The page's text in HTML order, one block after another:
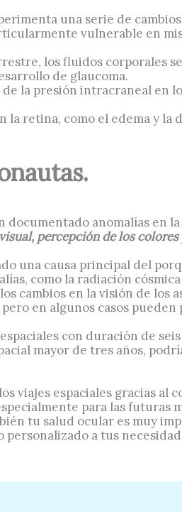
una serie de
vulnerable en
los fluidos
de glaucoma.
la presión intracraneal en
la retina, como el edema y
documentado anomalías en
percepción de los
una causa principal del
como la radiación
cambios en la visión de los
en algunos casos pueden
con duración de
mayor de tres años,
viajes espaciales gracias al
para las
tu salud ocular es muy
a tus